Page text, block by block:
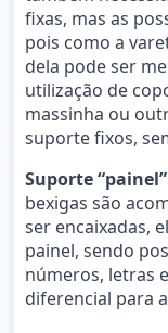
fixas, mas as
pois como a
dela pode ser
utilização de
massinha ou
suporte fixos,
Suporte
bexigas são
ser encaixadas,
painel, sendo
números, letras
diferencial para